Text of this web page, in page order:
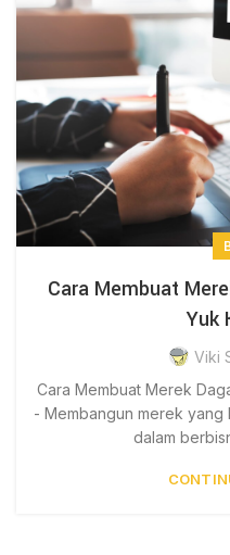
Cara Membuat
Yuk
Viki
Cara Membuat Merek
- Membangun merek yang
dalam